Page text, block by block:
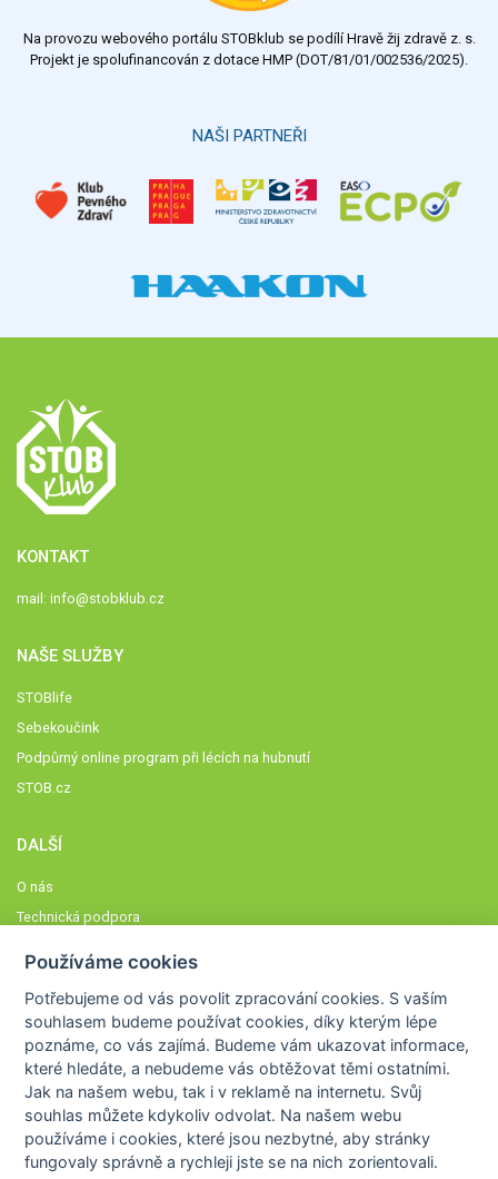
Na provozu webového portálu STOBklub se podílí Hravě žij zdravě z. s.
Projekt je spolufinancován z dotace HMP (DOT/81/01/002536/2025).
NAŠI PARTNEŘI
KONTAKT
mail: info@stobklub.cz
NAŠE SLUŽBY
STOBlife
Sebekoučink
Podpůrný online program při lécích na hubnutí
STOB.cz
DALŠÍ
O nás
Technická podpora
Členové STOBklubu
Zásady nakládání s osobními údaji
Otestujte se
Spočítejte si
Výzva 52
Používáme cookies
Potřebujeme od vás povolit zpracování cookies. S vaším
souhlasem budeme používat cookies, díky kterým lépe
poznáme,co vás zajímá. Budeme vám ukazovat informace,
které hledáte, a nebudeme vás obtěžovat těmi ostatními.
Jak na našem webu, tak i v reklamě na internetu. Svůj
souhlas můžete kdykoliv odvolat. Na našem webu
používáme i cookies, které jsou nezbytné, aby stránky
fungovaly správně a rychleji jste se na nich zorientovali.